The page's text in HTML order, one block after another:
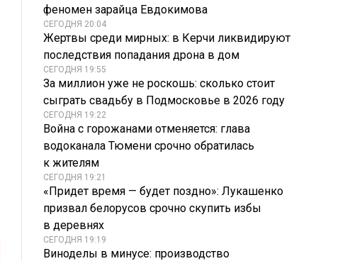
феномен зарайца Евдокимова
СЕГОДНЯ 20:04
Жертвы среди мирных: в Керчи ликвидируют
последствия попадания дрона в дом
СЕГОДНЯ 19:55
За миллион уже не роскошь: сколько стоит
сыграть свадьбу в Подмосковье в 2026 году
СЕГОДНЯ 19:22
Война с горожанами отменяется: глава
водоканала Тюмени срочно обратилась
к жителям
СЕГОДНЯ 19:21
«Придет время — будет поздно»: Лукашенко
призвал белорусов срочно скупить избы
в деревнях
СЕГОДНЯ 19:19
Виноделы в минусе: производство